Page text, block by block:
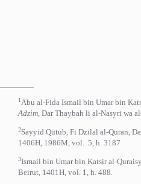
1Abu al-Fida Ismail bin Umar bin
Adzim, Dar Thaybah li al-Nasyri wa
2Sayyid Qutub, Fi Dzilal al-Quran,
1406H, 1986M, vol. 5, h. 3187
3Ismail bin Umar bin Katsir al-
Beirut, 1401H, vol. 1, h. 488.